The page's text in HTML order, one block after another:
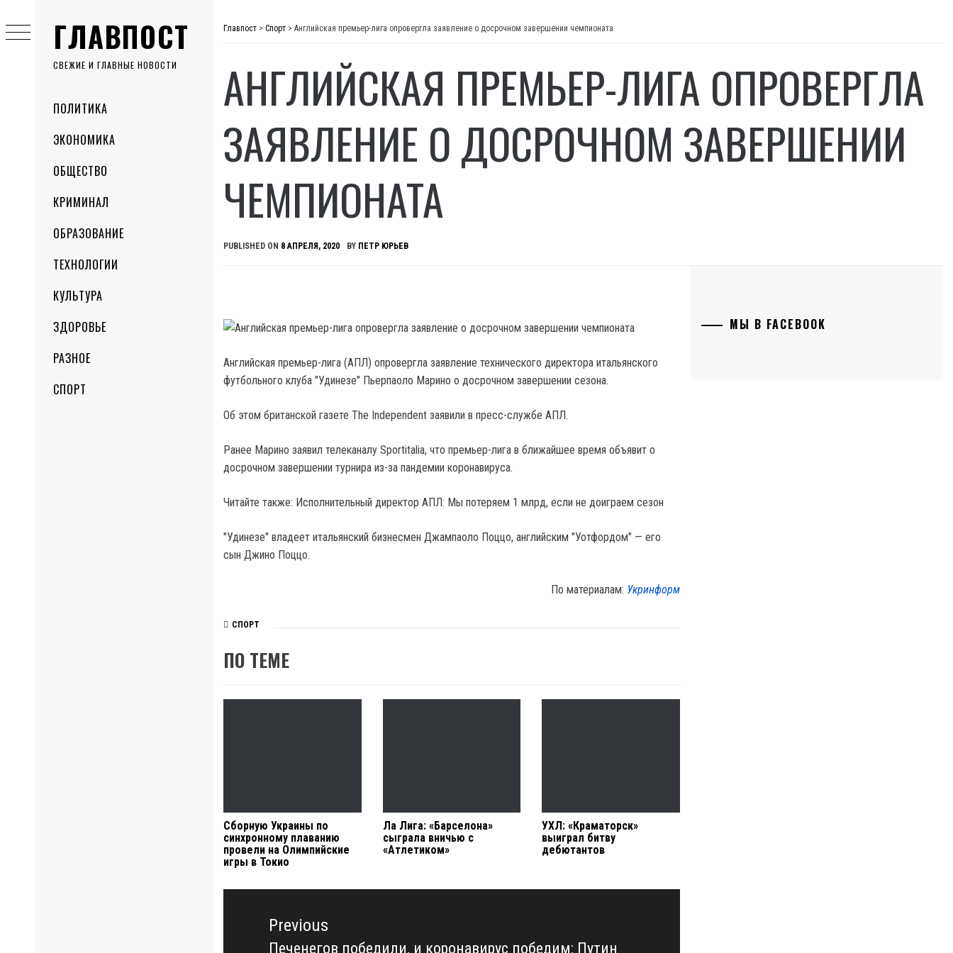
ГЛАВПОСТ
СВЕЖИЕ И ГЛАВНЫЕ НОВОСТИ
MenuПОЛИТИКА
ЭКОНОМИКА
ОБЩЕСТВО
КРИМИНАЛ
ОБРАЗОВАНИЕ
ТЕХНОЛОГИИ
КУЛЬТУРА
ЗДОРОВЬЕ
РАЗНОЕ
СПОРТ
to
content
Главпост > Спорт > Английская премьер-лига опровергла заявление о досрочном завершении чемпионата
АНГЛИЙСКАЯ ПРЕМЬЕР-ЛИГА ОПРОВЕРГЛА
ЗАЯВЛЕНИЕ О ДОСРОЧНОМ ЗАВЕРШЕНИИ
ЧЕМПИОНАТА
PUBLISHED ON 8 АПРЕЛЯ, 2020 BY ПЕТР ЮРЬЕВ
Английская премьер-лига (АПЛ) опровергла заявление технического директора итальянского
футбольного клуба "Удинезе" Пьерпаоло Марино о досрочном завершении сезона.
Об этом британской газете The Independent заявили в пресс-службе АПЛ.
Ранее Марино заявил телеканалу Sportitalia, что премьер-лига в ближайшее время объявит о
досрочном завершении турнира из-за пандемии коронавируса.
Читайте также: Исполнительный директор АПЛ: Мы потеряем 1 млрд, если не доиграем сезон
"Удинезе" владеет итальянский бизнесмен Джампаоло Поццо, английским "Уотфордом" — его
сын Джино Поццо.
По материалам: Укринформ
СПОРТ
ПО ТЕМЕ
Сборную Украины по
синхронному плаванию
провели на Олимпийские
игры в Токио
Ла Лига: «Барселона»
сыграла вничью с
«Атлетиком»
УХЛ: «Краматорск»
выиграл битву
дебютантов
Навигация
записямPrevious
Печенегов победили, и коронавирус победим: Путин
МЫ В FACEBOOK